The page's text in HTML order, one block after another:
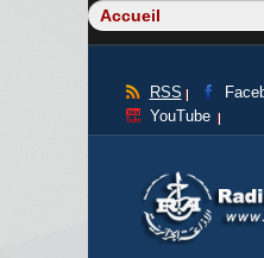
RSS
YouTube